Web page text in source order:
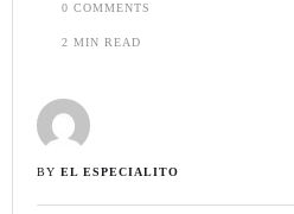
0 COMMENTS
2 MIN READ
BY EL ESPECIALITO